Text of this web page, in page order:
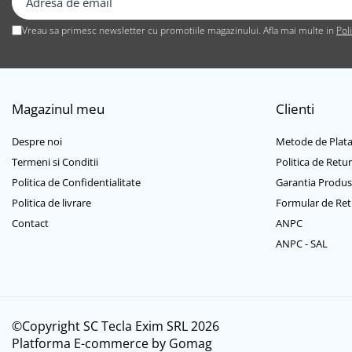
Cabluri USB tip C
Casti cu cablu
Incarcatoare wireless
Incarcator auto
Incarcator priza retea
Lentile smartphone
Microfoane pentru smartphone
Ochelari Virtuali pentru
Suport auto
Vreau sa primesc newsletter cu promotiile magazinului. Afla mai multe in
Magazinul meu
Despre noi
Termeni si Conditii
Politica de Confidentialitate
Politica de livrare
Contact
Clienti
Metode de Plata
Politica de Retur
Garantia
Formular de
ANPC
ANPC - SAL
©Copyright SC Tecla Exim SRL 2026
Platforma E-commerce by Gomag